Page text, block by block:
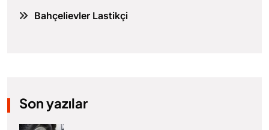
Bahçelievler Lastikçi
Son yazılar